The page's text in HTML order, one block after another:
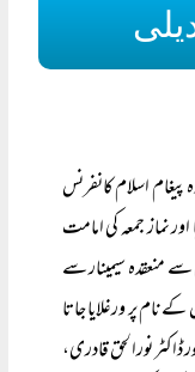
اسلام کانفرنس
اسلام آباد میں خطبہ جمعہ دیا اور نماز جمعہ کی امامت
سے منعقدہ سیمینار سے
پر ورغلایا جاتا
نورالحق قادری،